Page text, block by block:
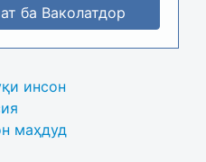
ба Ваколатдор
инсон
маҳдуд